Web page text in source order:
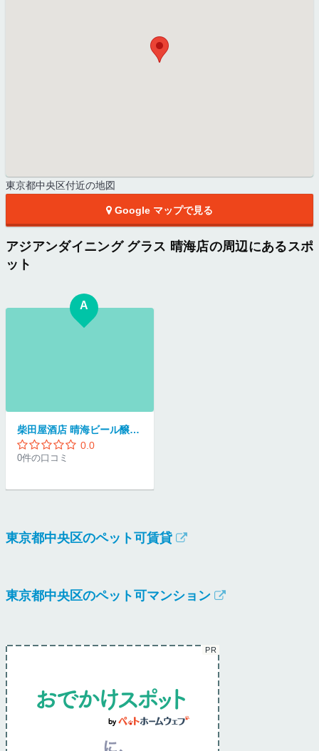
東京都中央区付近の地図
Google マップで見る
アジアンダイニング グラス 晴海店の周辺にあるスポ
ット
A
柴田屋酒店 晴海ビール醸造所
0.0
0件の口コミ
東京都中央区のペット可賃貸
東京都中央区のペット可マンション